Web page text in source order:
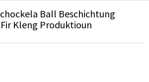
Ball Beschichtung
Kleng Produktioun